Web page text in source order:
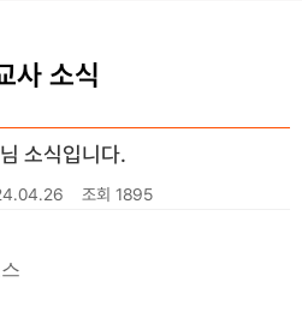
사 소식
소식입니다.
조회 1895